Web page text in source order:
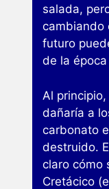
salada,
cambiando
futuro
de la
Al
dañaría a
carbonato
destruido.
claro cómo
Cretácico